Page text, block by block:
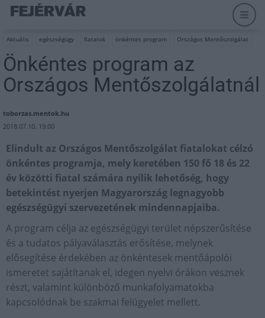
Aktuális egészségügy fiatalok önkéntes program Országos Mentőszolgálat
Önkéntes program az
Országos Mentőszolgálatnál
toborzas.mentok.hu
2018.07.10. 19:00
Elindult az Országos Mentőszolgálat fiatalokat célzó
önkéntes programja, mely keretében 150 fő 18 és 22
év közötti fiatal számára nyílik lehetőség, hogy
betekintést nyerjen Magyarország legnagyobb
egészségügyi szervezetének mindennapjaiba.
A program célja az egészségügyi terület népszerűsítése
és a tudatos pályaválasztás erősítése, melynek
elősegítése érdekében az önkéntesek mentőápolói
ismeretet sajátítanak el, idegen nyelvi órákon vesznek
részt, valamint különböző munkafolyamatokba
kapcsolódnak be szakmai felügyelet mellett.